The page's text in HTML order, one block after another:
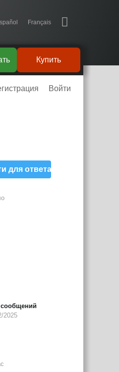
Français
Купить
Войти
для ответа
сообщений
2025